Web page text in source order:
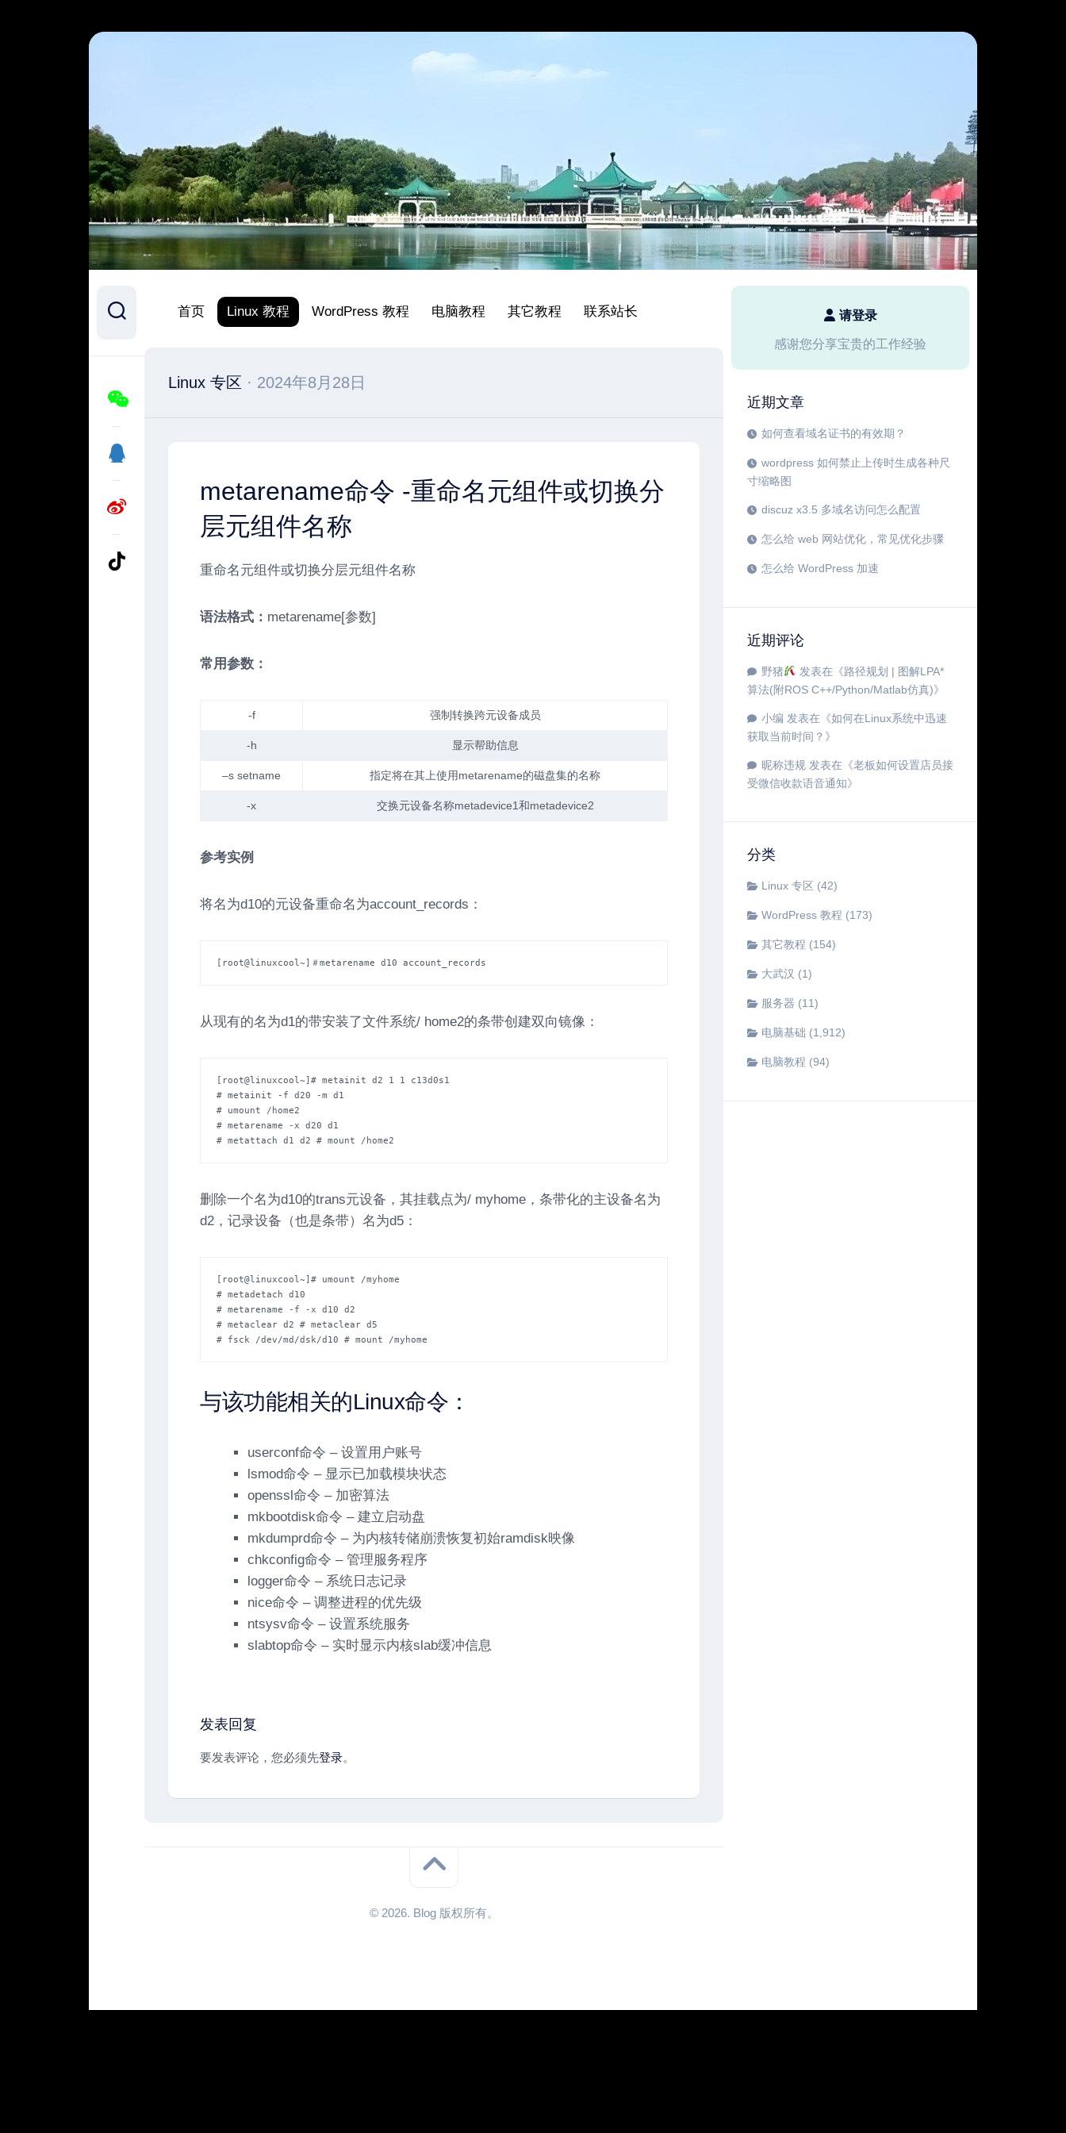
请登录
感谢您分享宝贵的工作经验
近期文章
如何查看域名证书的有效期？
wordpress 如何禁止上传时生成各种尺
寸缩略图
discuz x3.5 多域名访问怎么配置
怎么给 web 网站优化，常见优化步骤
怎么给 WordPress 加速
近期评论
野猪 发表在《路径规划 | 图解LPA*
算法(附ROS C++/Python/Matlab仿真)》
小编 发表在《如何在Linux系统中迅速
获取当前时间？ 》
昵称违规 发表在《老板如何设置店员接
受微信收款语音通知》
分类
Linux 专区 (42)
WordPress 教程 (173)
其它教程 (154)
大武汉 (1)
服务器 (11)
电脑基础 (1,912)
电脑教程 (94)
首页 Linux 教程 WordPress 教程 电脑教程 其它教程 联系站长
Linux 专区 · 2024年8月28日
metarename命令 -重命名元组件或切换分
层元组件名称
重命名元组件或切换分层元组件名称
语法格式： metarename[参数]
常用参数：
-f 强制转换跨元设备成员
-h 显示帮助信息
–s setname 指定将在其上使用metarename的磁盘集的名称
-x 交换元设备名称metadevice1和metadevice2
参考实例
将名为d10的元设备重命名为account_records：
[root@linuxcool~]＃metarename d10 account_records
从现有的名为d1的带安装了文件系统/ home2的条带创建双向镜像：
[root@linuxcool~]# metainit d2 1 1 c13d0s1
# metainit -f d20 -m d1
# umount /home2
# metarename -x d20 d1
# metattach d1 d2 # mount /home2
删除一个名为d10的trans元设备，其挂载点为/ myhome，条带化的主设备名为
d2，记录设备（也是条带）名为d5：
[root@linuxcool~]# umount /myhome
# metadetach d10
# metarename -f -x d10 d2
# metaclear d2 # metaclear d5
# fsck /dev/md/dsk/d10 # mount /myhome
与该功能相关的Linux命令：
userconf命令 – 设置用户账号
lsmod命令 – 显示已加载模块状态
openssl命令 – 加密算法
mkbootdisk命令 – 建立启动盘
mkdumprd命令 – 为内核转储崩溃恢复初始ramdisk映像
chkconfig命令 – 管理服务程序
logger命令 – 系统日志记录
nice命令 – 调整进程的优先级
ntsysv命令 – 设置系统服务
slabtop命令 – 实时显示内核slab缓冲信息
发表回复
要发表评论，您必须先登录。
© 2026. Blog 版权所有。